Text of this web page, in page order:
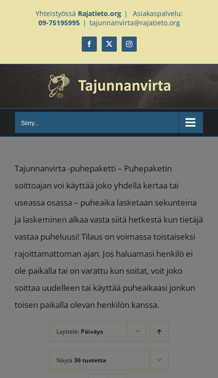
Yhteistyössä Rajatieto.org |
Asiakaspalvelu:
09-75195995 | tajunnanvirta@rajatieto.org
Facebook
X Instagram
Siirry...
Tajunnanvirta -puhepaketti – Puhepaketin
soittoajan voi käyttää joko yhdellä kertaa tai
useassa osassa – puheaika lasketaan sekunteina
ja laskeminen alkaa vasta siitä hetkestä kun tietäjä
vastaa puheluusi! Tilaus on voimassa toistaiseksi
rajoittamattoman ajan. Jos haluamasi henkilö ei
ole paikalla tai on varattu kun soitat, voit joko
soittaa uudelleen tai käyttää puheaikaasi jonkun
toisen paikalla olevan henkilön kanssa.
Lajittele: Päiväys
Näytä 36 tuotetta